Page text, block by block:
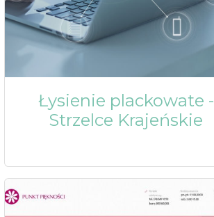
Łysienie plackowate -
Strzelce Krajeńskie